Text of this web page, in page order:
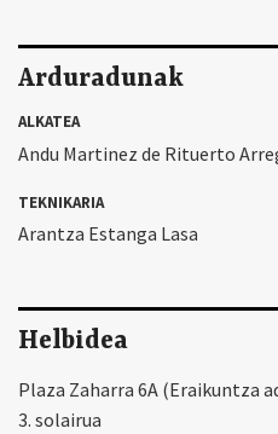
Arduradunak
ALKATEA
Andu Martinez de Rituerto
TEKNIKARIA
Arantza Estanga Lasa
Helbidea
Plaza Zaharra 6A (Eraikuntza
3. solairua